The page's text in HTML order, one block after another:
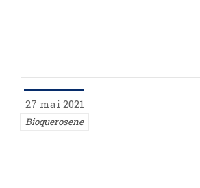
27 mai 2021
Bioquerosene